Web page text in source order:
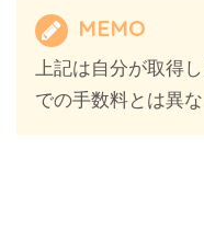
MEMO
上記は自分が取得
での手数料とは異